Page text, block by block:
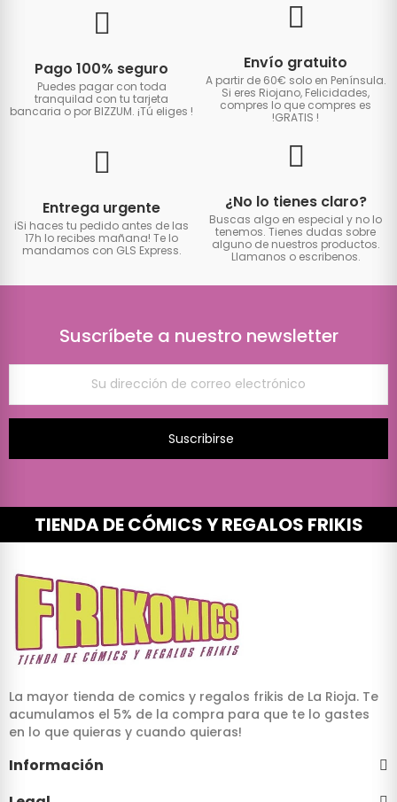
Pago 100% seguro
Puedes pagar con toda
tranquilad con tu tarjeta
bancaria o por BIZZUM. ¡Tú eliges !
Envío gratuito
A partir de 60€ solo en Península.
Si eres Riojano, Felicidades,
compres lo que compres es
!GRATIS !
Entrega urgente
iSi haces tu pedido antes de las
17h lo recibes mañana! Te lo
mandamos con GLS Express.
¿No lo tienes claro?
Buscas algo en especial y no lo
tenemos. Tienes dudas sobre
alguno de nuestros productos.
Llamanos o escribenos.
Suscríbete a nuestro newsletter
Suscribirse
TIENDA DE CÓMICS Y REGALOS FRIKIS
La mayor tienda de comics y regalos frikis de La Rioja. Te
acumulamos el 5% de la compra para que te lo gastes
en lo que quieras y cuando quieras!
Información